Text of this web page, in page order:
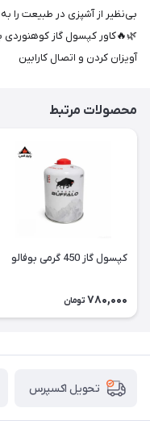
بی‌نظیر از آشپزی در طبیعت را
🌿🔥کاور کپسول گاز کوهنوردی
آویزان کردن و اتصال کارابین
محصولات مرتبط
کپسول گاز 450 گرمی بوفالو
780,000 تومان
تحویل اکسپرس